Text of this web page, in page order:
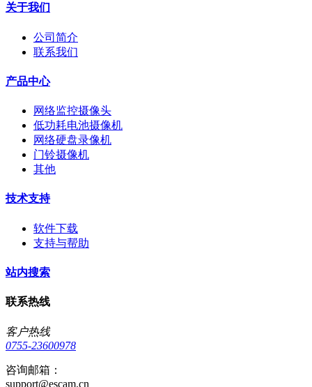
关于我们
公司简介
联系我们
产品中心
网络监控摄像头
低功耗电池摄像机
网络硬盘录像机
门铃摄像机
其他
技术支持
软件下载
支持与帮助
站内搜索
联系热线
客户热线
0755-23600978
咨询邮箱：
support@escam.cn